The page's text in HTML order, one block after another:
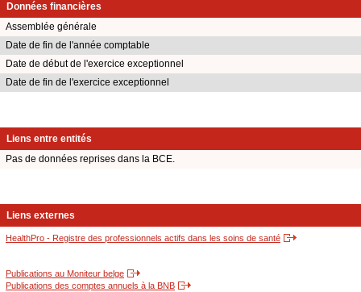
Données financières
Assemblée générale
Date de fin de l'année comptable
Date de début de l'exercice exceptionnel
Date de fin de l'exercice exceptionnel
Liens entre entités
Pas de données reprises dans la BCE.
Liens externes
HealthPro - Registre des professionnels actifs dans les soins de santé
Publications au Moniteur belge
Publications des comptes annuels à la BNB